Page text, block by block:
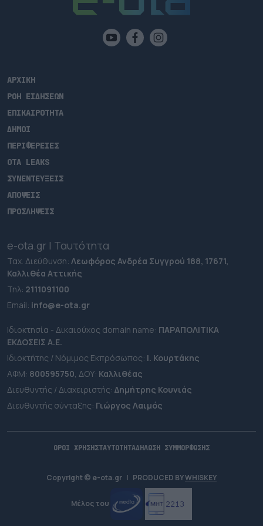
ΑΡΧΙΚΗ
ΡΟΗ ΕΙΔΗΣΕΩΝ
ΕΠΙΚΑΙΡΟΤΗΤΑ
ΔΗΜΟΙ
ΠΕΡΙΦΕΡΕΙΕΣ
OTA LEAKS
ΣΥΝΕΝΤΕΥΞΕΙΣ
ΑΠΟΨΕΙΣ
ΠΡΟΣΛΗΨΕΙΣ
e-ota.gr | Ταυτότητα
Ταχ. Διεύθυνση: Λεωφόρος Ανδρέα Συγγρού 188, 17671,
Καλλιθέα Αττικής
Τηλ: 2111091100
Εmail: info@e-ota.gr
Ιδιοκτησία - Δικαιούχος domain name: ΠΑΡΑΠΟΛΙΤΙΚΑ
ΕΚΔΟΣΕΙΣ A.E.
Ιδιοκτήτης / Νόμιμος Εκπρόσωπος: Ι. Κουρτάκης
ΑΦΜ: 800595750, ΔΟΥ: Καλλιθέας
Διευθυντής / Διαχειριστής: Δημήτρης Κουνιάς
Διευθυντής σύνταξης: Γιώργος Λαιμός
ΟΡΟΙ ΧΡΗΣΗΣΤΑΥΤΟΤΗΤΑΔΗΛΩΣΗ ΣΥΜΜΟΡΦΩΣΗΣ
Copyright © e-ota.gr | PRODUCED BYWHISKEY
Μέλος του